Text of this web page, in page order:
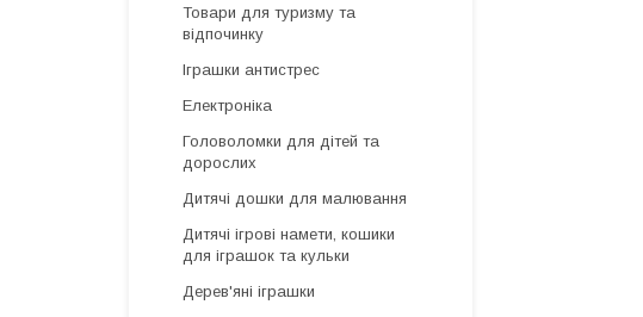
Товари для туризму та
відпочинку
Іграшки антистрес
Електроніка
Головоломки для дітей та
дорослих
Дитячі дошки для малювання
Дитячі ігрові намети, кошики
для іграшок та кульки
Дерев'яні іграшки